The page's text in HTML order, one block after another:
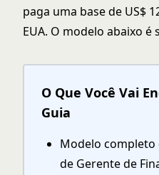
paga uma base de US$
EUA. O modelo abaixo é
O Que Você Vai
Guia
Modelo completo
de Gerente de